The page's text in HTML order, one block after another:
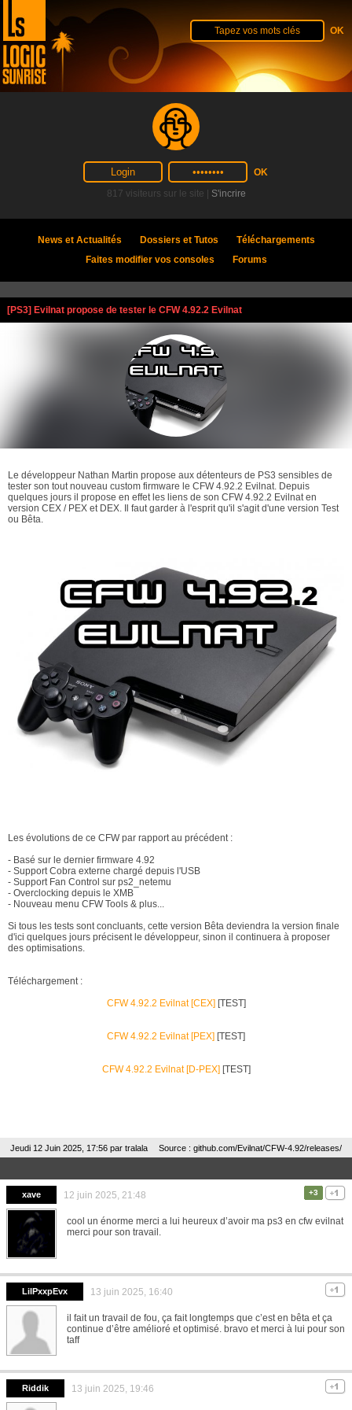
817 visiteurs sur le site | S'incrire
News et Actualités Dossiers et Tutos
Téléchargements
Faites modifier vos consoles
Forums
[PS3] Evilnat propose de tester le CFW 4.92.2 Evilnat
Le développeur Nathan Martin propose aux détenteurs de PS3 sensibles de
tester son tout nouveau custom firmware le CFW 4.92.2 Evilnat. Depuis
quelques jours il propose en effet les liens de son CFW 4.92.2 Evilnat en
version CEX / PEX et DEX. Il faut garder à l'esprit qu'il s'agit d'une version Test
ou Bêta.
Les évolutions de ce CFW par rapport au précédent :
- Basé sur le dernier firmware 4.92
- Support Cobra externe chargé depuis l'USB
- Support Fan Control sur ps2_netemu
- Overclocking depuis le XMB
- Nouveau menu CFW Tools & plus...
Si tous les tests sont concluants, cette version Bêta deviendra la version finale
d'ici quelques jours précisent le développeur, sinon il continuera à proposer
des optimisations.
Téléchargement :
CFW 4.92.2 Evilnat [CEX][TEST]
CFW 4.92.2 Evilnat [PEX] [TEST]
CFW 4.92.2 Evilnat [D-PEX][TEST]
Jeudi 12 Juin 2025, 17:56 par tralala Source : github.com/Evilnat/CFW-4.92/releases/
xave 12 juin 2025, 21:48 +3
cool un énorme merci a lui heureux d’avoir ma ps3 en cfw evilnat
merci pour son travail.
LilPxxpEvx 13 juin 2025, 16:40
il fait un travail de fou, ça fait longtemps que c’est en bêta et ça
continue d’être amélioré et optimisé. bravo et merci à lui pour son
taff
Riddik 13 juin 2025, 19:46